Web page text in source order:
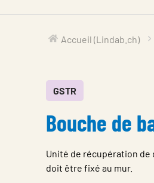
Accueil (Lindab.ch)
GSTR
Bouche de
Unité de récupération de
doit être fixé au mur.